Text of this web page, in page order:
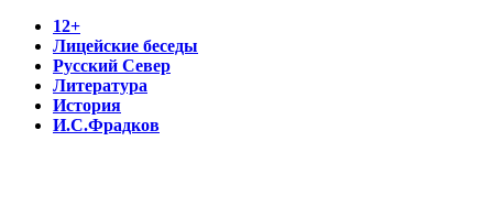
12+
Лицейские беседы
Русский Север
Литература
История
И.С.Фрадков